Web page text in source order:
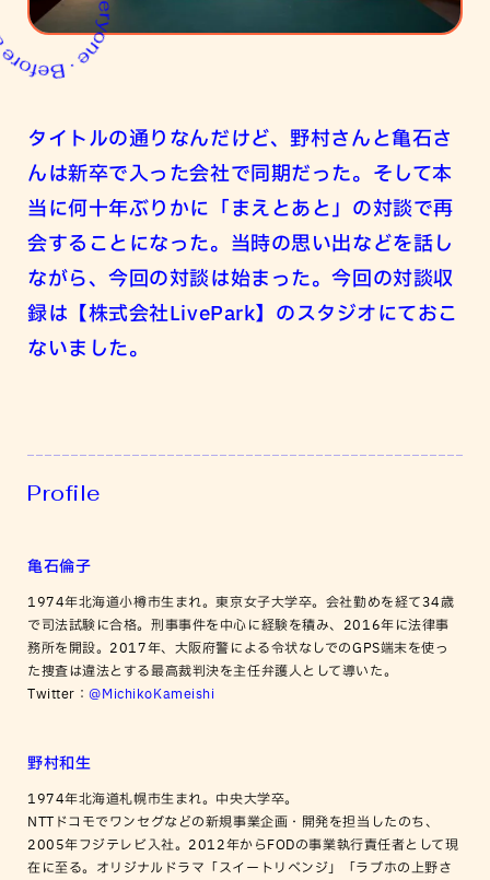
タイトルの通りなんだけど、野村さんと亀石さ
んは新卒で入った会社で同期だった。そして本
当に何十年ぶりかに「まえとあと」の対談で再
会することになった。当時の思い出などを話し
ながら、今回の対談は始まった。今回の対談収
録は 【株式会社LivePark】 のスタジオにておこ
ないました。
Profile
亀石倫子
1974年北海道小樽市生まれ。東京女子大学卒。会社勤めを経て34歳
で司法試験に合格。刑事事件を中心に経験を積み、2016年に法律事
務所を開設。2017年、大阪府警による令状なしでのGPS端末を使っ
た捜査は違法とする最高裁判決を主任弁護人として導いた。
Twitter：@MichikoKameishi
野村和生
1974年北海道札幌市生まれ。中央大学卒。
NTTドコモでワンセグなどの新規事業企画・開発を担当したのち、
2005年フジテレビ入社。2012年からFODの事業執行責任者として現
在に至る。オリジナルドラマ「スイートリベンジ」「ラブホの上野さ